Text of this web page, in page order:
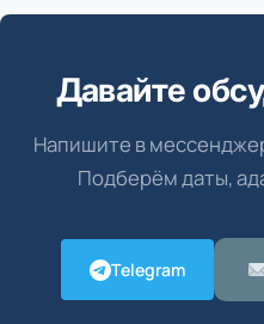
Давайте
Напишите в
Подберём даты,
Telegram